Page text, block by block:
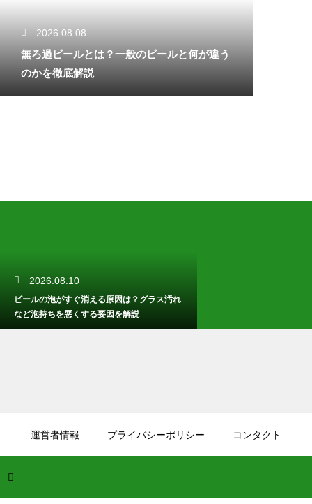
2026.08.08
無ろ過ビールとは？一般のビールと何が違う
のかを徹底解説
2026.08.10
ビールの泡がすぐ消える原因は？グラス汚れ
など泡持ちを悪くする要因を解説
ビール酵母の種類の違いとは？発酵温度や風
味への影響も徹底解説
運営者情報 プライバシーポリシー コンタクト